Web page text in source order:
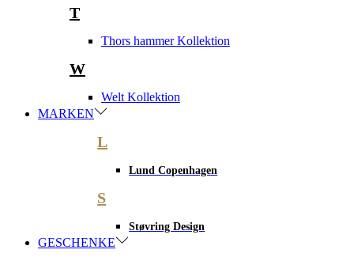
T
Thors hammer Kollektion
W
Welt Kollektion
MARKEN
L
Lund Copenhagen
S
Støvring Design
GESCHENKE